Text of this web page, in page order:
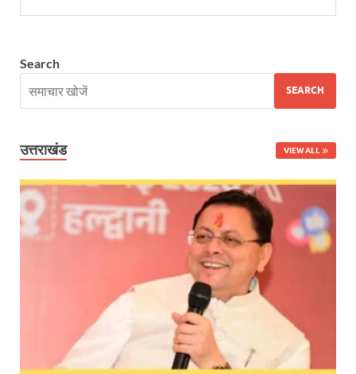
Uttarakhand Uniform Scam: वर्दी घोटाले में सीएम
Uttarakhand Tableau: भारत पर्व पर प्रदर्शित होगी
NFPRC Workshop: एन.एफ.पी.आर.सी द्वारा सांसदों एवं
UP tableau Kartavya Path: कर्तव्य पथ पर नजर
PM Gram Sadak Yojana: प्रधानमंत्री ग्राम सड़क
PM Gram Sadak Yojana: प्रधानमंत्री ग्राम सड़क
Manrega Protest: मनरेगा कानून को खत्म किए जाने के
UP Kaushal Disha: कौशल दिशा पोर्टल से ग्रामीण युवाओं
Search
SEARCH
उत्तराखंड VIEW ALL